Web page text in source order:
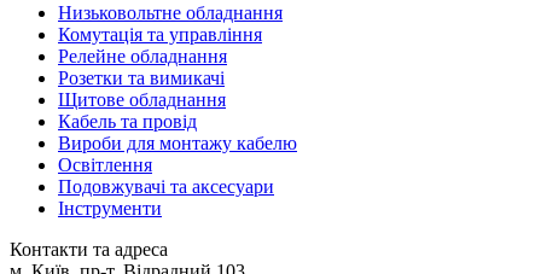
Низьковольтне обладнання
Комутація та управління
Релейне обладнання
Розетки та вимикачі
Щитове обладнання
Кабель та провід
Вироби для монтажу кабелю
Освітлення
Подовжувачі та аксесуари
Інструменти
Контакти та адреса